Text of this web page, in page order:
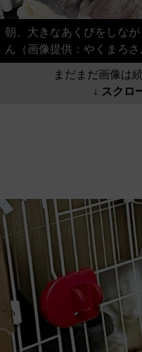
朝、大きなあくびをしな
ん（画像提供：やくまろさ
まだまだ画像は
↓ スクロ